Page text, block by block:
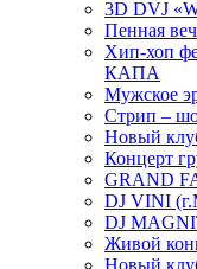
3D DVJ
Пенная
Хип-хоп
КАПА
Мужское
Стрип –
Новый
Концерт
GRAND
DJ VINI
DJ
Живой
Новый